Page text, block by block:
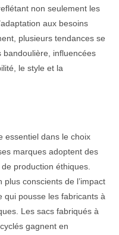
non seulement les
aux besoins
plusieurs tendances se
bandoulière, influencées
le style et la
essentiel dans le choix
marques adoptent des
production éthiques.
conscients de l’impact
qui pousse les fabricants à
Les sacs fabriqués à
gagnent en